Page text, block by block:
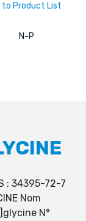
to Product List
N-P
: 34395-72-7
Nom
N°